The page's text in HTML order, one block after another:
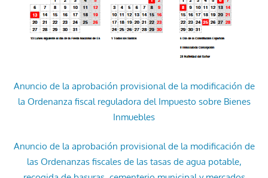
Anuncio de la aprobación provisional de la modificación de
la Ordenanza fiscal reguladora del Impuesto sobre Bienes
Inmuebles
Anuncio de la aprobación provisional de la modificación de
las Ordenanzas fiscales de las tasas de agua potable,